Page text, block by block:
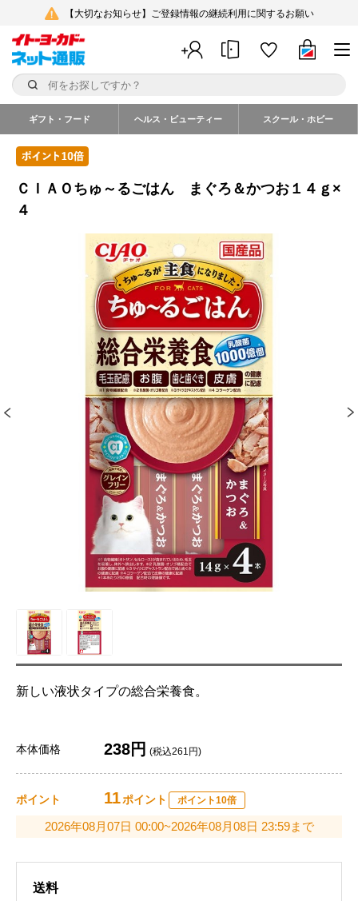
【大切なお知らせ】ご登録情報の継続利用に関するお願い
ギフト・フード ヘルス・ビューティー スクール・ホビー
ＣＩＡＯちゅ～るごはん まぐろ＆かつお１４ｇ×
４
新しい液状タイプの総合栄養食。
本体価格 238円 (税込261円)
ポイント 11ポイント ポイント10倍
2026年08月07日 00:00~2026年08月08日 23:59まで
送料